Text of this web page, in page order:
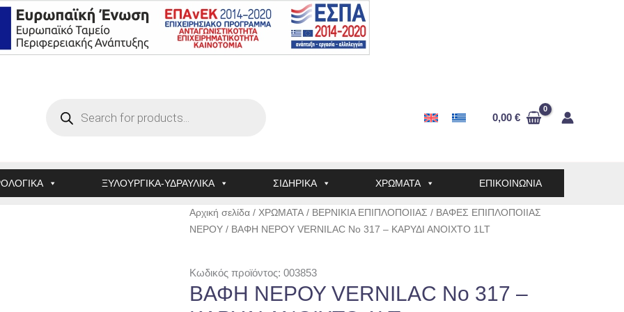
0,00 €
ΞΥΛΟΥΡΓΙΚΑ-ΥΔΡΑΥΛΙΚΑ ΣΙΔΗΡΙΚΑ ΧΡΩΜΑΤΑ ΕΠΙΚΟΙΝΩΝΙΑ
Αρχική σελίδα / ΧΡΩΜΑΤΑ / ΒΕΡΝΙΚΙΑ ΕΠΙΠΛΟΠΟΙΙΑΣ / ΒΑΦΕΣ ΕΠΙΠΛΟΠΟΙΙΑΣ
ΝΕΡΟΥ / ΒΑΦΗ ΝΕΡΟΥ VERNILAC No 317 – ΚΑΡΥΔΙ ΑΝΟΙΧΤΟ 1LT
Κωδικός προϊόντος: 003853
ΒΑΦΗ ΝΕΡΟΥ VERNILAC No 317 –
ΒΑΦΗ
ΝΕΡΟΥ
317
-